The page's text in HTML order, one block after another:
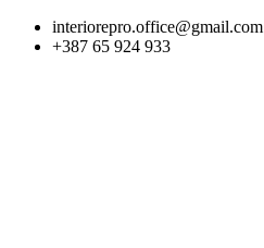
Skip
interiorepro.office@gmail.com
+387 65 924 933